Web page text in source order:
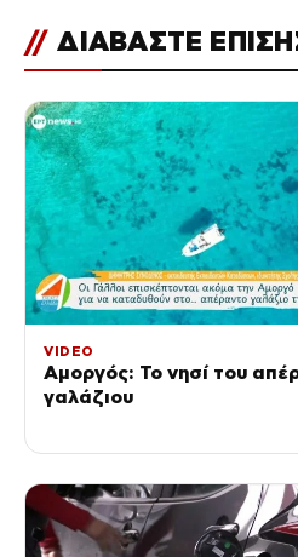
// ΔΙΑΒΑΣΤΕ
VIDEO
Αμοργός: Το νησί του
γαλάζιου